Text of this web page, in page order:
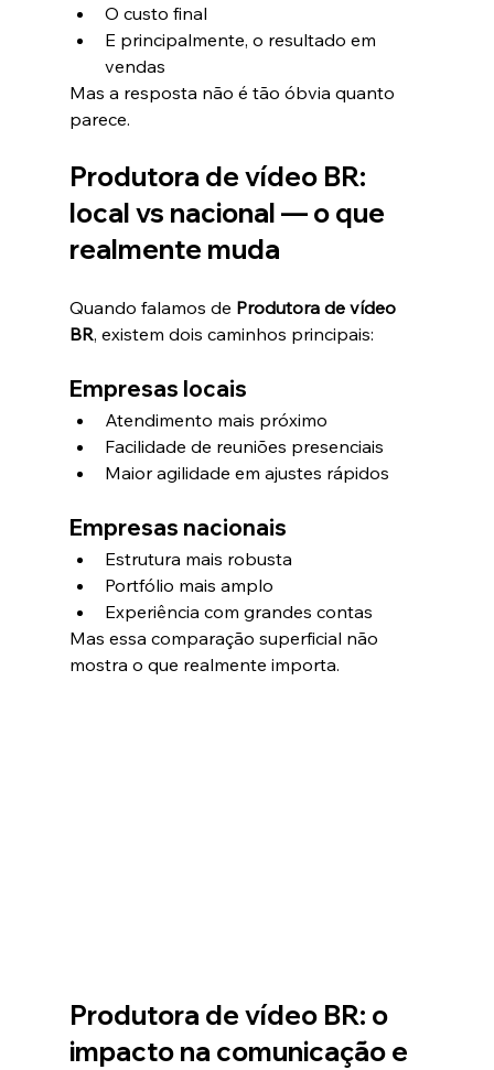
O custo final
E principalmente, o resultado em
vendas
Mas a resposta não é tão óbvia quanto
parece.
Produtora de vídeo BR:
local vs nacional — o que
realmente muda
Quando falamos de Produtora de vídeo
BR, existem dois caminhos principais:
Empresas locais
Atendimento mais próximo
Facilidade de reuniões presenciais
Maior agilidade em ajustes rápidos
Empresas nacionais
Estrutura mais robusta
Portfólio mais amplo
Experiência com grandes contas
Mas essa comparação superficial não
mostra o que realmente importa.
Produtora de vídeo BR: o
impacto na comunicação e